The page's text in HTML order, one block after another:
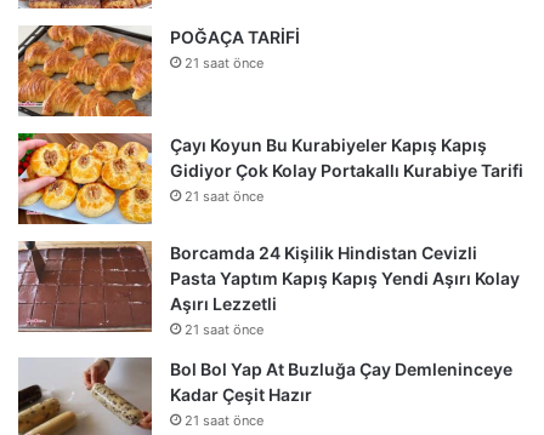
POĞAÇA TARİFİ
21 saat önce
Çayı Koyun Bu Kurabiyeler Kapış Kapış
Gidiyor Çok Kolay Portakallı Kurabiye Tarifi
21 saat önce
Borcamda 24 Kişilik Hindistan Cevizli
Pasta Yaptım Kapış Kapış Yendi Aşırı Kolay
Aşırı Lezzetli
21 saat önce
Bol Bol Yap At Buzluğa Çay Demleninceye
Kadar Çeşit Hazır
21 saat önce